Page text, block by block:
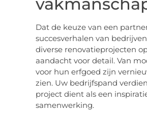
Dat de keuze van een
succesverhalen van
diverse renovatieprojecten
aandacht voor detail. Van
voor hun erfgoed zijn
zien. Uw bedrijfspand
project dient als een
samenwerking.